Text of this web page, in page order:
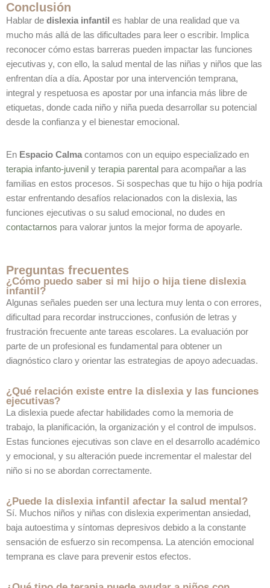
Conclusión
Hablar de dislexia infantil es hablar de una realidad que va
mucho más allá de las dificultades para leer o escribir. Implica
reconocer cómo estas barreras pueden impactar las funciones
ejecutivas y, con ello, la salud mental de las niñas y niños que las
enfrentan día a día. Apostar por una intervención temprana,
integral y respetuosa es apostar por una infancia más libre de
etiquetas, donde cada niño y niña pueda desarrollar su potencial
desde la confianza y el bienestar emocional.
En Espacio Calmacontamos con un equipo especializado en
terapia infanto-juvenil y terapia parental para acompañar a las
familias en estos procesos. Si sospechas que tu hijo o hija podría
estar enfrentando desafíos relacionados con la dislexia, las
funciones ejecutivas o su salud emocional, no dudes en
contactarnos para valorar juntos la mejor forma de apoyarle.
Preguntas frecuentes
¿Cómo puedo saber si mi hijo o hija tiene dislexia
infantil?
Algunas señales pueden ser una lectura muy lenta o con errores,
dificultad para recordar instrucciones, confusión de letras y
frustración frecuente ante tareas escolares. La evaluación por
parte de un profesional es fundamental para obtener un
diagnóstico claro y orientar las estrategias de apoyo adecuadas.
¿Qué relación existe entre la dislexia y las funciones
ejecutivas?
La dislexia puede afectar habilidades como la memoria de
trabajo, la planificación, la organización y el control de impulsos.
Estas funciones ejecutivas son clave en el desarrollo académico
y emocional, y su alteración puede incrementar el malestar del
niño si no se abordan correctamente.
¿Puede la dislexia infantil afectar la salud mental?
Sí. Muchos niños y niñas con dislexia experimentan ansiedad,
baja autoestima y síntomas depresivos debido a la constante
sensación de esfuerzo sin recompensa. La atención emocional
temprana es clave para prevenir estos efectos.